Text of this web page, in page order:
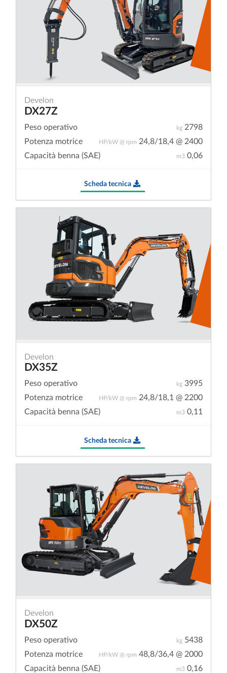
Develon
DX27Z
kg 2798
Peso operativo
HP/kW @ rpm 24,8/18,4 @ 2400
Potenza motrice
m3 0,06
Capacità benna (SAE)
Scheda tecnica
Develon
DX35Z
kg 3995
Peso operativo
HP/kW @ rpm 24,8/18,1 @ 2200
Potenza motrice
m3 0,11
Capacità benna (SAE)
Scheda tecnica
Develon
DX50Z
kg 5438
Peso operativo
HP/kW @ rpm 48,8/36,4 @ 2000
Potenza motrice
m3 0,16
Capacità benna (SAE)